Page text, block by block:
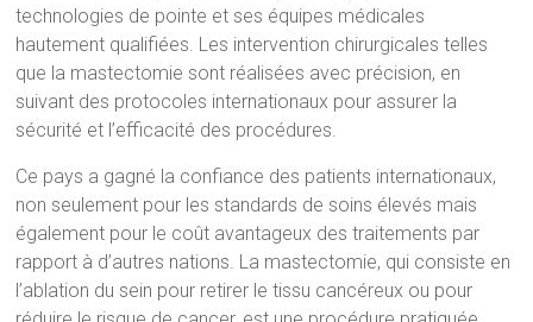
technologies de pointe et ses équipes médicales
hautement qualifiées. Les intervention chirurgicales telles
que la mastectomie sont réalisées avec précision, en
suivant des protocoles internationaux pour assurer la
sécurité et l’efficacité des procédures.
Ce pays a gagné la confiance des patients internationaux,
non seulement pour les standards de soins élevés mais
également pour le coût avantageux des traitements par
rapport à d’autres nations. La mastectomie, qui consiste en
l’ablation du sein pour retirer le tissu cancéreux ou pour